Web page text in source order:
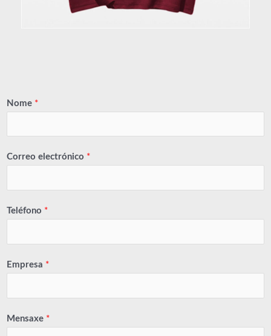
Nome *
Correo electrónico *
Teléfono *
Empresa *
Mensaxe *